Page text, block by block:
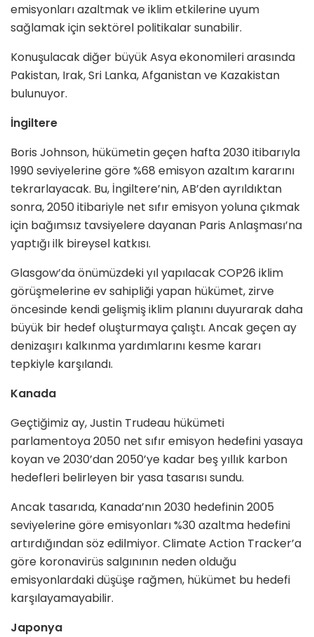
emisyonları azaltmak ve iklim etkilerine uyum
sağlamak için sektörel politikalar sunabilir.
Konuşulacak diğer büyük Asya ekonomileri arasında
Pakistan, Irak, Sri Lanka, Afganistan ve Kazakistan
bulunuyor.
İngiltere
Boris Johnson, hükümetin geçen hafta 2030 itibarıyla
1990 seviyelerine göre %68 emisyon azaltım kararını
tekrarlayacak. Bu, İngiltere’nin, AB’den ayrıldıktan
sonra, 2050 itibariyle net sıfır emisyon yoluna çıkmak
için bağımsız tavsiyelere dayanan Paris Anlaşması’na
yaptığı ilk bireysel katkısı.
Glasgow’da önümüzdeki yıl yapılacak COP26 iklim
görüşmelerine ev sahipliği yapan hükümet, zirve
öncesinde kendi gelişmiş iklim planını duyurarak daha
büyük bir hedef oluşturmaya çalıştı. Ancak geçen ay
denizaşırı kalkınma yardımlarını kesme kararı
tepkiyle karşılandı.
Kanada
Geçtiğimiz ay, Justin Trudeau hükümeti
parlamentoya 2050 net sıfır emisyon hedefini yasaya
koyan ve 2030’dan 2050’ye kadar beş yıllık karbon
hedefleri belirleyen bir yasa tasarısı sundu.
Ancak tasarıda, Kanada’nın 2030 hedefinin 2005
seviyelerine göre emisyonları %30 azaltma hedefini
artırdığından söz edilmiyor. Climate Action Tracker’a
göre koronavirüs salgınının neden olduğu
emisyonlardaki düşüşe rağmen, hükümet bu hedefi
karşılayamayabilir.
Japonya